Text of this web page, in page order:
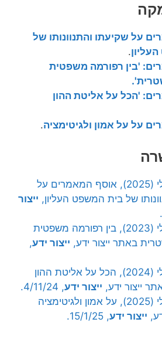
על שקיעתו והתנוונותו של
.
'בין רפורמה משפטית
'הכל על אליטת ההון
על על אמון ולגיטימציה.
פנחס יחזקאלי (2025), אוסף המאמרים על
של בית המשפט העליון, ייצור
פנחס יחזקאלי (2023), בין רפורמה משפטית
באתר ייצור ידע, ייצור ידע,
פנחס יחזקאלי (2024), הכל על אליטת ההון
ייצור ידע, ייצור ידע, 4/11/24.
פנחס יחזקאלי (2025), על אמון ולגיטימציה
ייצור ידע, 15/1/25.